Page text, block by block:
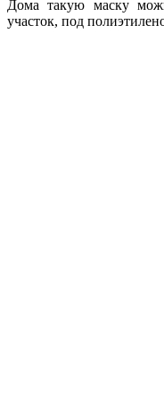
Дома такую маску
участок, под